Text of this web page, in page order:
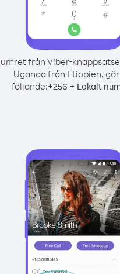
från Viber-
Uganda från Etiopien,
följande:+256 + Lokalt